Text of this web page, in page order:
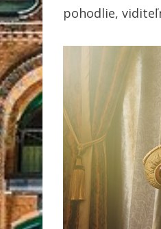
pohodlie,